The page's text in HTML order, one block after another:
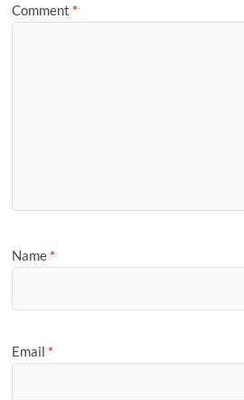
Comment *
Name *
Email *